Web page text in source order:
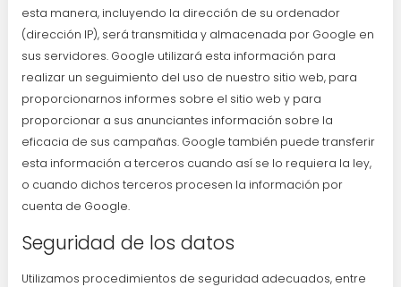
esta manera, incluyendo la dirección de su ordenador
(dirección IP), será transmitida y almacenada por Google en
sus servidores. Google utilizará esta información para
realizar un seguimiento del uso de nuestro sitio web, para
proporcionarnos informes sobre el sitio web y para
proporcionar a sus anunciantes información sobre la
eficacia de sus campañas. Google también puede transferir
esta información a terceros cuando así se lo requiera la ley,
o cuando dichos terceros procesen la información por
cuenta de Google.
Seguridad de los datos
Utilizamos procedimientos de seguridad adecuados, entre